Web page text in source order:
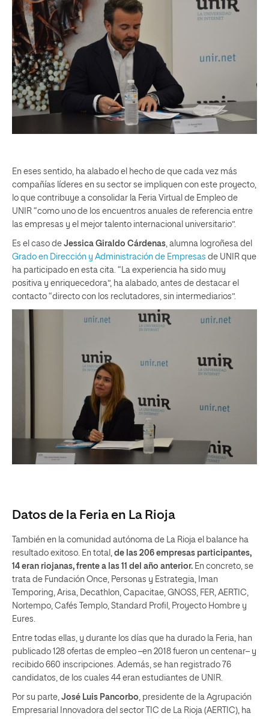
En eses sentido, ha alabado el hecho de que cada vez más
compañías líderes en su sector se impliquen con este proyecto,
lo que contribuye a consolidar la Feria Virtual de Empleo de
UNIR “como uno de los encuentros anuales de referencia entre
las empresas y el mejor talento internacional universitario”.
Es el caso de Jessica Giraldo Cárdenas, alumna logroñesa del
Grado en Dirección y Administración de Empresas de UNIR que
ha participado en esta cita. “La experiencia ha sido muy
positiva y enriquecedora”, ha alabado, antes de destacar el
contacto “directo con los reclutadores, sin intermediarios”.
Datos de la Feria en La Rioja
También en la comunidad autónoma de La Rioja el balance ha
resultado exitoso. En total, de las 206 empresas participantes,
14 eran riojanas, frente a las 11 del año anterior. En concreto, se
trata de Fundación Once, Personas y Estrategia, Iman
Temporing, Arisa, Decathlon, Capacitae, GNOSS, FER, AERTIC,
Nortempo, Cafés Templo, Standard Profil, Proyecto Hombre y
Eures.
Entre todas ellas, y durante los días que ha durado la Feria, han
publicado 128 ofertas de empleo –en 2018 fueron un centenar– y
recibido 660 inscripciones. Además, se han registrado 76
candidatos, de los cuales 44 eran estudiantes de UNIR.
Por su parte, José Luis Pancorbo, presidente de la Agrupación
Empresarial Innovadora del sector TIC de La Rioja (AERTIC), ha